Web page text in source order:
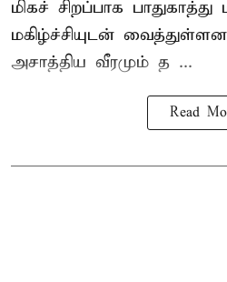
மிகச் சிறப்பாக
மகிழ்ச்சியுடன்
அசாத்திய வீரமும் த ...
Read